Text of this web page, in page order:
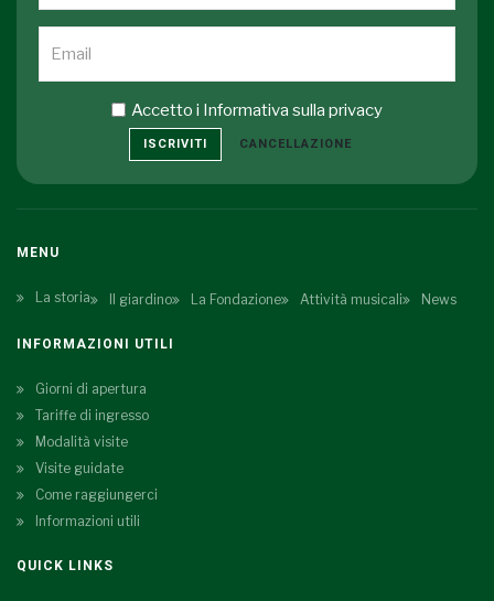
Accetto i Informativa sulla privacy
ISCRIVITI CANCELLAZIONE
MENU
La storia Il giardino La Fondazione Attività musicali News
INFORMAZIONI UTILI
Giorni di apertura
Tariffe di ingresso
Modalità visite
Visite guidate
Come raggiungerci
Informazioni utili
QUICK LINKS